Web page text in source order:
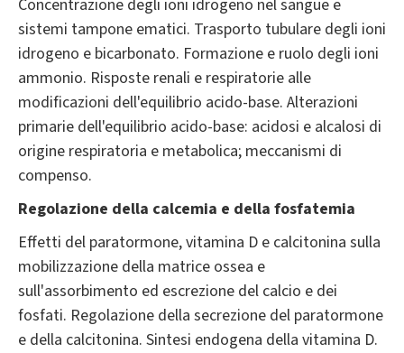
Concentrazione degli ioni idrogeno nel sangue e
sistemi tampone ematici. Trasporto tubulare degli ioni
idrogeno e bicarbonato. Formazione e ruolo degli ioni
ammonio. Risposte renali e respiratorie alle
modificazioni dell'equilibrio acido-base. Alterazioni
primarie dell'equilibrio acido-base: acidosi e alcalosi di
origine respiratoria e metabolica; meccanismi di
compenso.
Regolazione della calcemia e della fosfatemia
Effetti del paratormone, vitamina D e calcitonina sulla
mobilizzazione della matrice ossea e
sull'assorbimento ed escrezione del calcio e dei
fosfati. Regolazione della secrezione del paratormone
e della calcitonina. Sintesi endogena della vitamina D.